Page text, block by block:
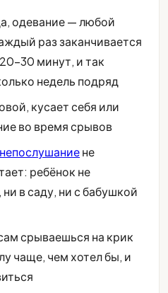
одевание — любой
раз заканчивается
30 минут, и так
недель подряд
кусает себя или
во время срывов
непослушаниене
ребёнок не
в саду, ни с бабушкой
срываешься на крик
чаще, чем хотел бы, и